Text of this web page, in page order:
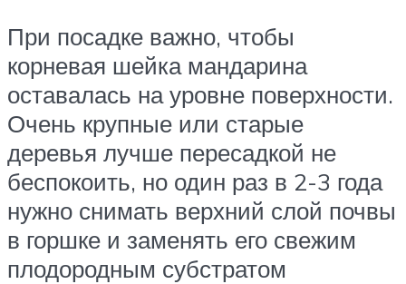
При посадке важно, чтобы
корневая шейка мандарина
оставалась на уровне поверхности.
Очень крупные или старые
деревья лучше пересадкой не
беспокоить, но один раз в 2-3 года
нужно снимать верхний слой почвы
в горшке и заменять его свежим
плодородным субстратом